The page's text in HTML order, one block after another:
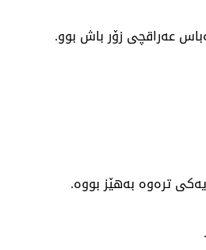
عه‌راقچی‌ زۆر باش بوو.
تره‌وه‌ به‌هێز بووه‌.